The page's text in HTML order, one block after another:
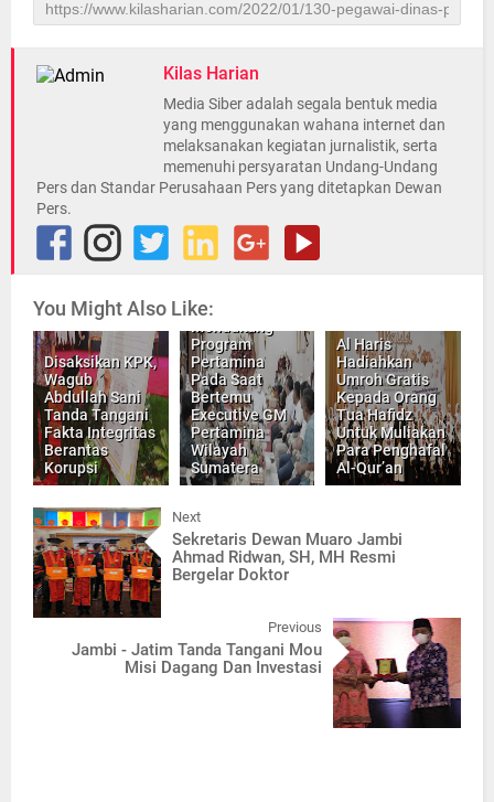
Kilas Harian
Media Siber adalah segala bentuk media
yang menggunakan wahana internet dan
melaksanakan kegiatan jurnalistik, serta
memenuhi persyaratan Undang-Undang
Pers dan Standar Perusahaan Pers yang ditetapkan Dewan
Pers.
You Might Also Like:
Disaksikan KPK,
Wagub
Abdullah Sani
Tanda Tangani
Fakta Integritas
Berantas
Korupsi
Al Haris Siap
Program
Pertamina
Pada Saat
Bertemu
Executive GM
Pertamina
Wilayah
Sumatera
Al Haris
Hadiahkan
Umroh Gratis
Kepada Orang
Tua Hafidz
Untuk Muliakan
Para Penghafal
Al-Qur’an
Next
Sekretaris Dewan Muaro Jambi
Ahmad Ridwan, SH, MH Resmi
Bergelar Doktor
Previous
Jambi - Jatim Tanda Tangani Mou
Misi Dagang Dan Investasi